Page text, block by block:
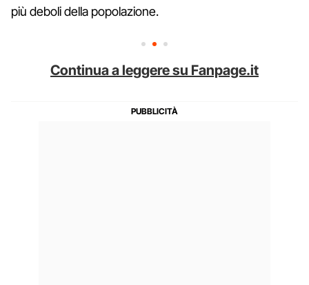
più deboli della popolazione.
Continua a leggere su Fanpage.it